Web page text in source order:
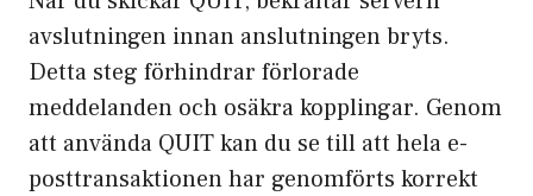
avslutningen innan anslutningen bryts.
Detta steg förhindrar förlorade
meddelanden och osäkra kopplingar. Genom
att använda QUIT kan du se till att hela e-
posttransaktionen har genomförts korrekt